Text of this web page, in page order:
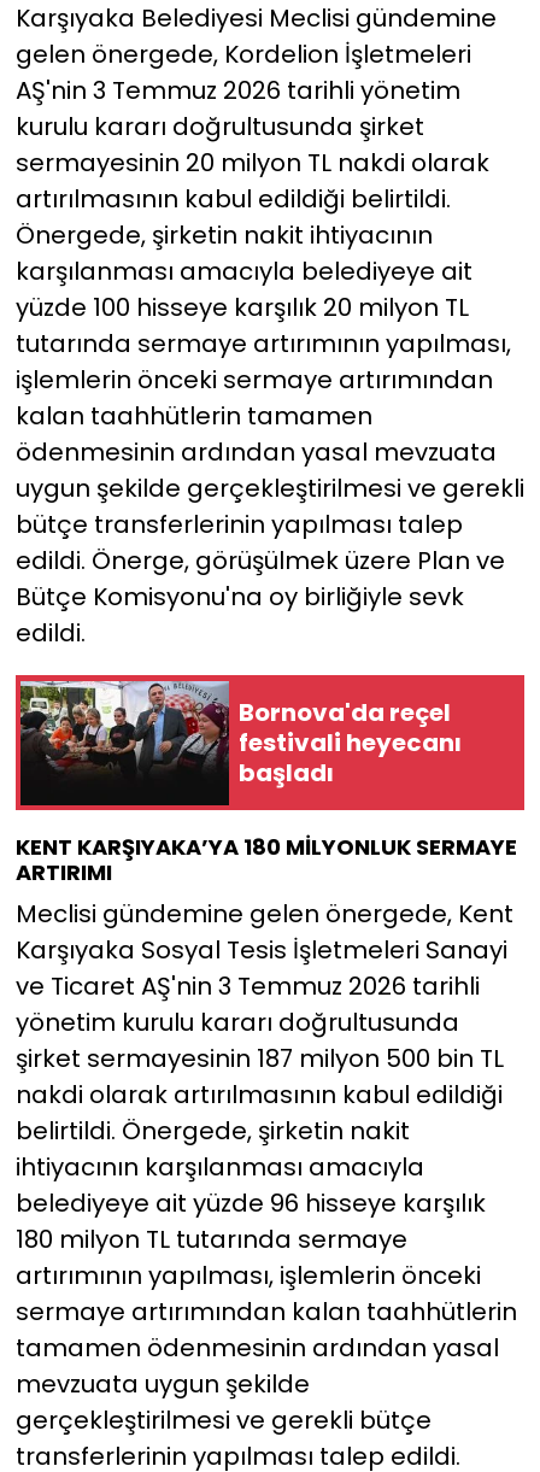
Karşıyaka Belediyesi Meclisi gündemine
gelen önergede, Kordelion İşletmeleri
AŞ'nin 3 Temmuz 2026 tarihli yönetim
kurulu kararı doğrultusunda şirket
sermayesinin 20 milyon TL nakdi olarak
artırılmasının kabul edildiği belirtildi.
Önergede, şirketin nakit ihtiyacının
karşılanması amacıyla belediyeye ait
yüzde 100 hisseye karşılık 20 milyon TL
tutarında sermaye artırımının yapılması,
işlemlerin önceki sermaye artırımından
kalan taahhütlerin tamamen
ödenmesinin ardından yasal mevzuata
uygun şekilde gerçekleştirilmesi ve gerekli
bütçe transferlerinin yapılması talep
edildi. Önerge, görüşülmek üzere Plan ve
Bütçe Komisyonu'na oy birliğiyle sevk
edildi.
Bornova'da reçel
festivali heyecanı
başladı
KENT KARŞIYAKA’YA 180 MİLYONLUK SERMAYE
ARTIRIMI
Meclisi gündemine gelen önergede, Kent
Karşıyaka Sosyal Tesis İşletmeleri Sanayi
ve Ticaret AŞ'nin 3 Temmuz 2026 tarihli
yönetim kurulu kararı doğrultusunda
şirket sermayesinin 187 milyon 500 bin TL
nakdi olarak artırılmasının kabul edildiği
belirtildi. Önergede, şirketin nakit
ihtiyacının karşılanması amacıyla
belediyeye ait yüzde 96 hisseye karşılık
180 milyon TL tutarında sermaye
artırımının yapılması, işlemlerin önceki
sermaye artırımından kalan taahhütlerin
tamamen ödenmesinin ardından yasal
mevzuata uygun şekilde
gerçekleştirilmesi ve gerekli bütçe
transferlerinin yapılması talep edildi.